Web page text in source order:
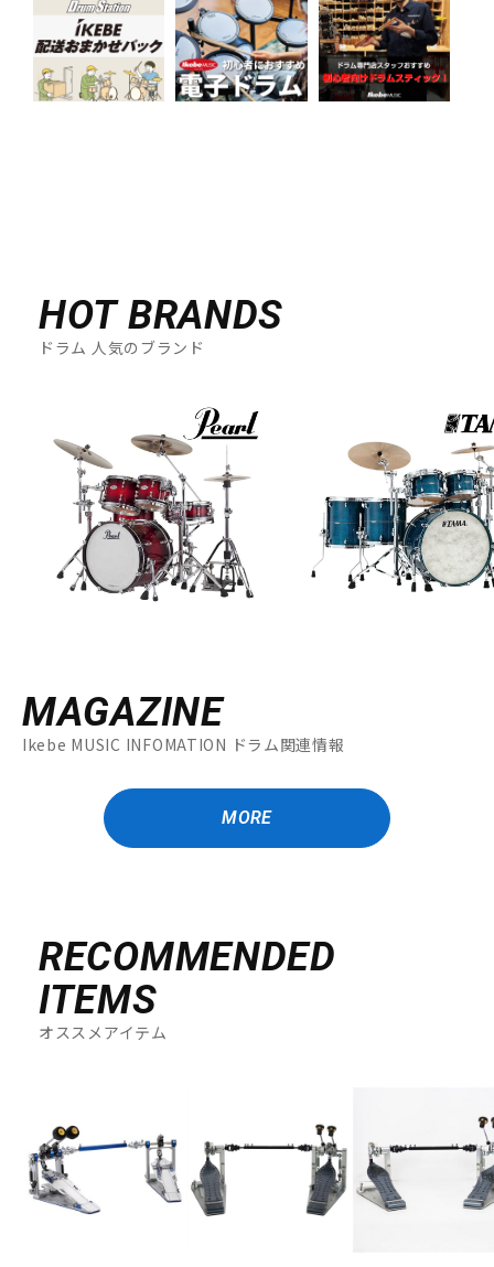
HOT BRANDS
ドラム 人気のブランド
MAGAZINE
Ikebe MUSIC INFOMATION ドラム関連情報
MORE
RECOMMENDED
ITEMS
オススメアイテム